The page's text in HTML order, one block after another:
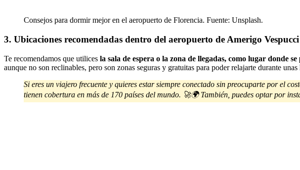
Consejos para dormir mejor en el aeropuerto de Florencia. Fuente: Unsplash.
3. Ubicaciones recomendadas dentro del aeropuerto de Amerigo Vespucci
Te recomendamos que utilices la sala de espera o la zona de llegadas, como lugar donde
aunque no son reclinables, pero son zonas seguras y gratuitas para poder relajarte durante
Si eres un viajero frecuente y quieres estar siempre conectado sin preocuparte por el
tienen cobertura en más de 170 países del mundo. 🚀🌍 También, puedes optar por